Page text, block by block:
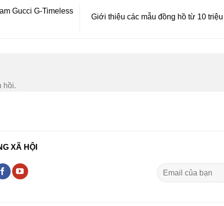
Gucci G-Timeless
Giới thiệu các mẫu đồng hồ từ 10
hồi.
XÃ HỘI